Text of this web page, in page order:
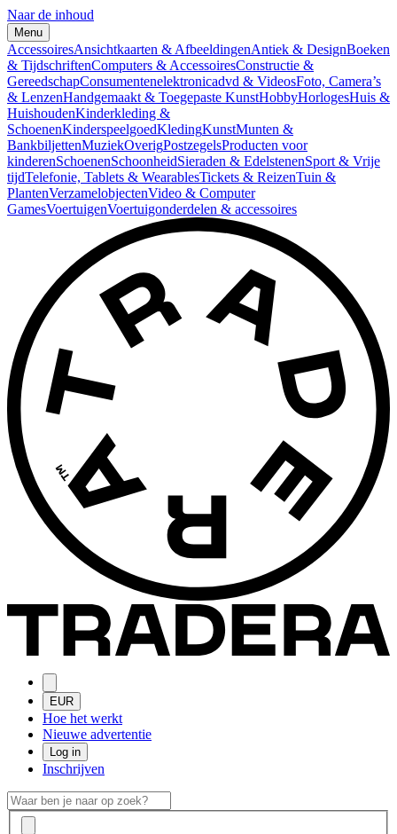
Naar de inhoud
Menu
AccessoiresAnsichtkaarten & AfbeeldingenAntiek & DesignBoeken
& TijdschriftenComputers & AccessoiresConstructie &
GereedschapConsumentenelektronicadvd & VideosFoto, Camera’s
& LenzenHandgemaakt & Toegepaste KunstHobbyHorlogesHuis &
HuishoudenKinderkleding &
SchoenenKinderspeelgoedKledingKunstMunten &
BankbiljettenMuziekOverigPostzegelsProducten voor
kinderenSchoenenSchoonheidSieraden & EdelstenenSport & Vrije
tijdTelefonie, Tablets & WearablesTickets & ReizenTuin &
PlantenVerzamelobjectenVideo & Computer
GamesVoertuigenVoertuigonderdelen & accessoires
EUR
Hoe het werkt
Nieuwe advertentie
Log in
Inschrijven